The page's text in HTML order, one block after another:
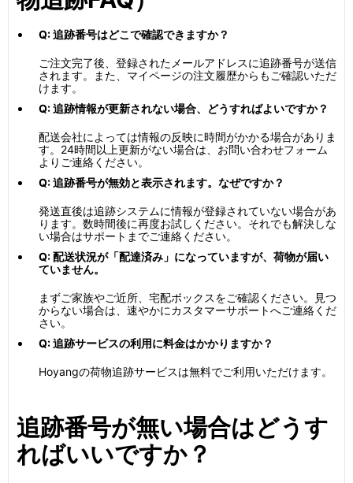
Q: 追跡番号はどこで確認できますか？
ご注文完了後、登録されたメールアドレスに追跡番号が送信
されます。また、マイページの注文履歴からもご確認いただ
けます。
Q: 追跡情報が更新されない場合、どうすればよいですか？
配送会社によっては情報の反映に時間がかかる場合がありま
す。24時間以上更新がない場合は、お問い合わせフォーム
よりご連絡ください。
Q: 追跡番号が無効と表示されます。なぜですか？
発送直後は追跡システムに情報が登録されていない場合があ
ります。数時間後に再度お試しください。それでも解決しな
い場合はサポートまでご連絡ください。
Q: 配送状況が「配達済み」になっていますが、荷物が届い
ていません。
まずご家族やご近所、宅配ボックスをご確認ください。見つ
からない場合は、速やかにカスタマーサポートへご連絡くだ
さい。
Q: 追跡サービスの利用に料金はかかりますか？
Hoyangの荷物追跡サービスは無料でご利用いただけます。
追跡番号が無い場合はどうす
ればいいですか？